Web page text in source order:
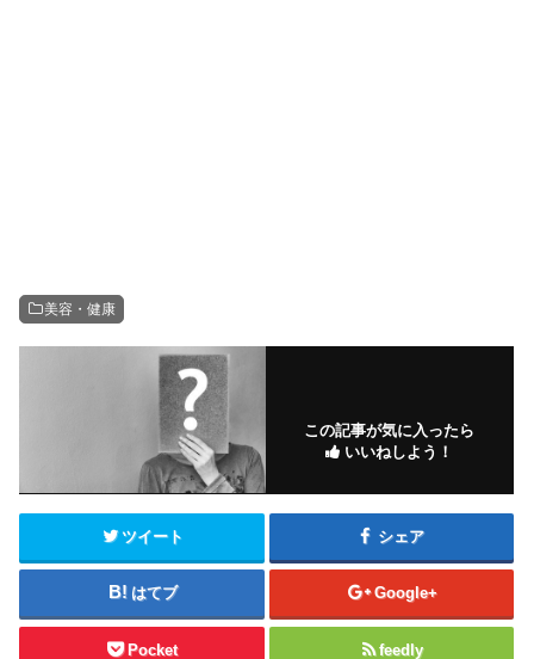
美容・健康
この記事が気に入ったら
いいねしよう！
ツイート シェア
はてブ Google+
Pocket feedly